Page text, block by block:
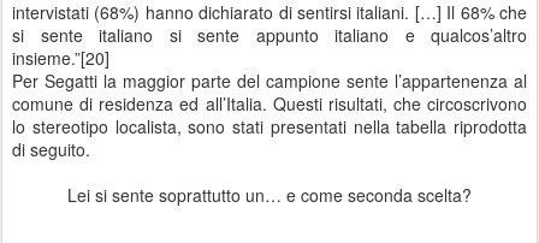
intervistati (68%) hanno dichiarato di sentirsi italiani. […] Il 68% che
si sente italiano si sente appunto italiano e qualcos’altro
insieme.”[20]
Per Segatti la maggior parte del campione sente l’appartenenza al
comune di residenza ed all’Italia. Questi risultati, che circoscrivono
lo stereotipo localista, sono stati presentati nella tabella riprodotta
di seguito.
Lei si sente soprattutto un… e come seconda scelta?